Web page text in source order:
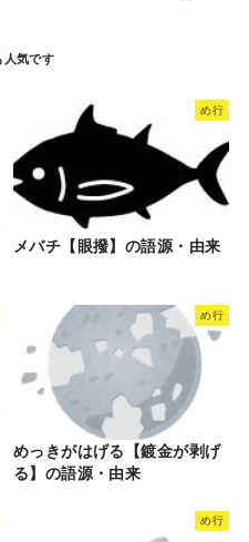
め行
メバチ【眼撥】の語源・由来
め行
めっきがはげる【鍍金が剥げ
る】の語源・由来
め行